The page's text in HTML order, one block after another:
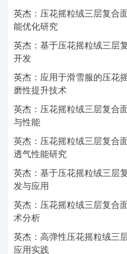
英杰：压花摇粒绒三层复合
能优化研究
英杰：基于压花摇粒绒三层
开发
英杰：应用于滑雪服的压花
磨性提升技术
英杰：压花摇粒绒三层复合
与性能
英杰：压花摇粒绒三层复合
透气性能研究
英杰：基于压花摇粒绒三层
发与应用
英杰：压花摇粒绒三层复合
术分析
英杰：高弹性压花摇粒绒三
应用实践